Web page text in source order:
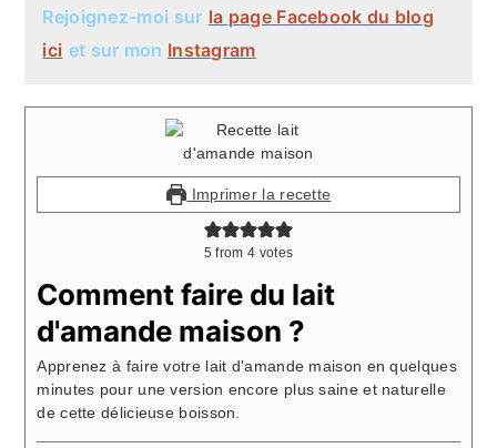
Rejoignez-moi sur la page Facebook du blog
ici et sur mon Instagram
Imprimer la recette
5 from 4 votes
Comment faire du lait
d'amande maison ?
Apprenez à faire votre lait d'amande maison en quelques
minutes pour une version encore plus saine et naturelle
de cette délicieuse boisson.